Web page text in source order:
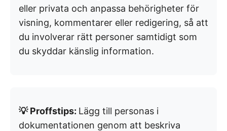
eller privata och anpassa behörigheter för
visning, kommentarer eller redigering, så att
du involverar rätt personer samtidigt som
du skyddar känslig information.
💡 Proffstips: Lägg till personas i
dokumentationen genom att beskriva